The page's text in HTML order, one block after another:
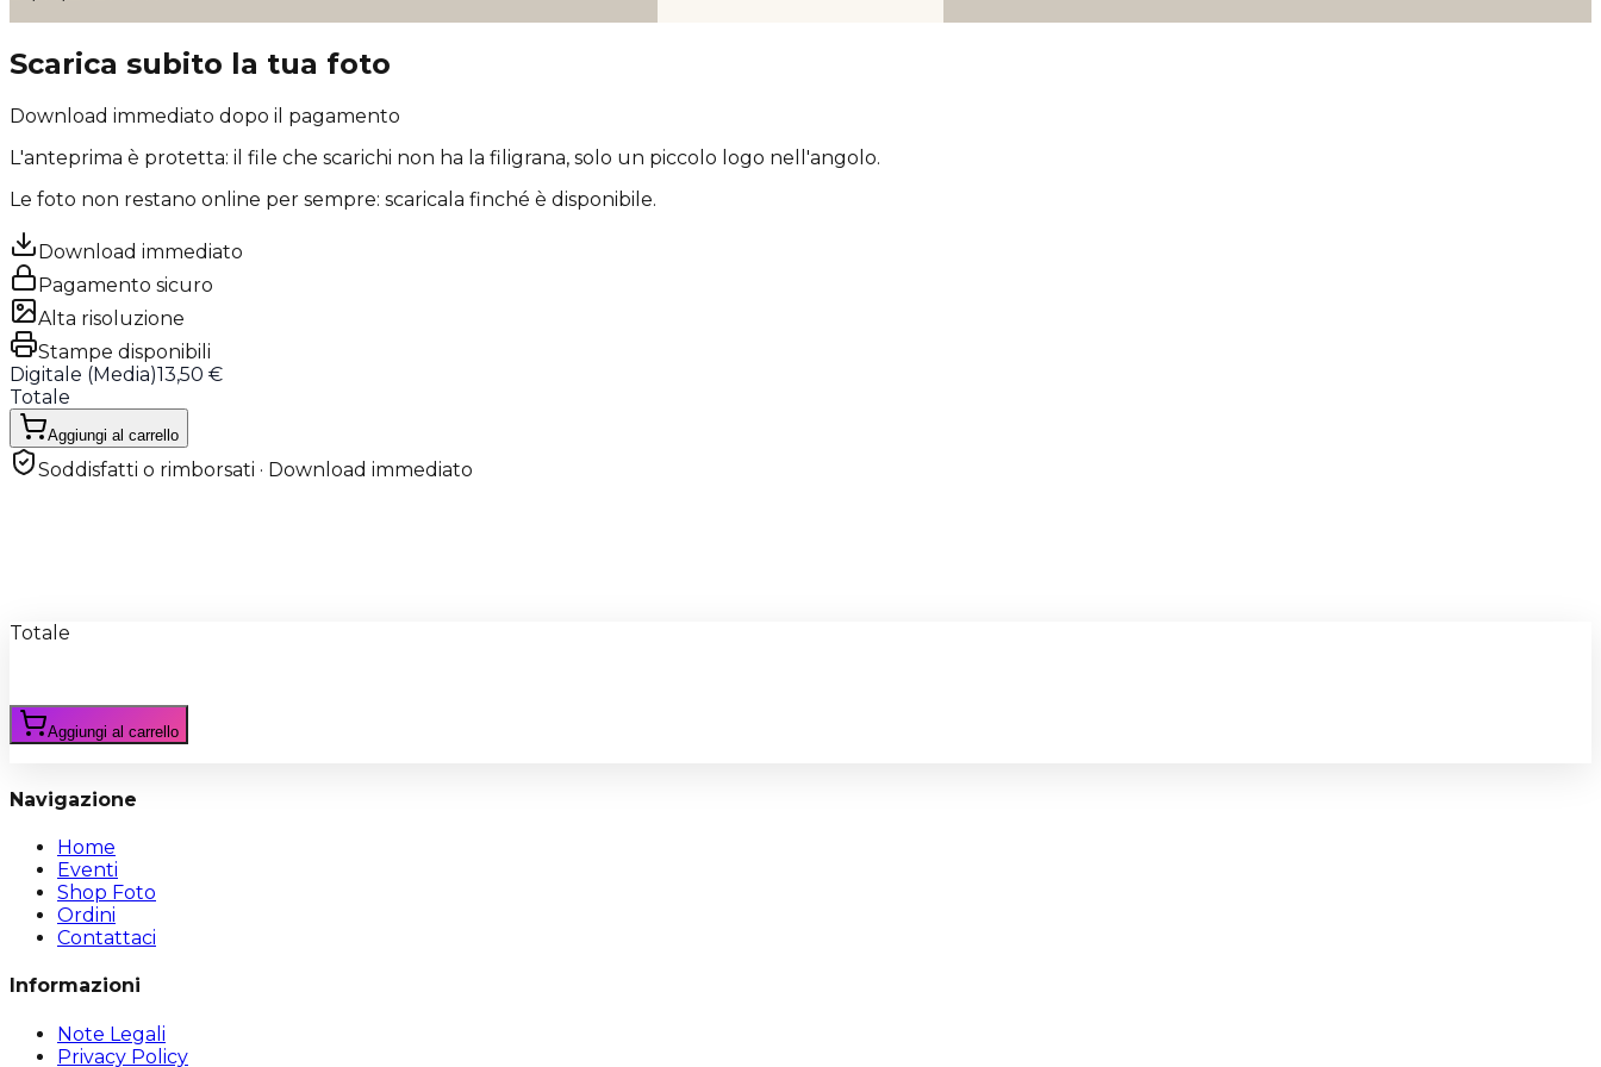
Scarica subito la tua foto
Download immediato dopo il pagamento
L'anteprima è protetta: il file che scarichi non ha la filigrana, solo un piccolo logo nell'angolo.
Le foto non restano online per sempre: scaricala finché è disponibile.
Download immediato
Pagamento sicuro
Alta risoluzione
Stampe disponibili
Digitale (Media)13,50 €
Totale
Aggiungi al carrello
Soddisfatti o rimborsati · Download immediato
Totale
Aggiungi al carrello
Navigazione
Home
Eventi
Shop Foto
Ordini
Contattaci
Informazioni
Note Legali
Privacy Policy